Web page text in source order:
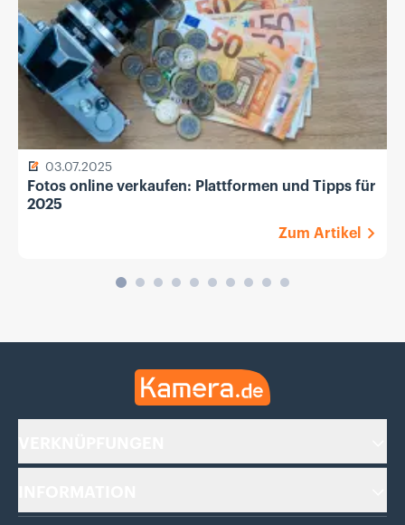
03.07.2025
Fotos online verkaufen: Plattformen und Tipps für
2025
Zum Artikel
Kamera.de